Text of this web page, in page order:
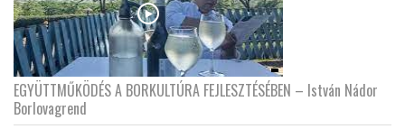
EGYÜTTMŰKÖDÉS A BORKULTÚRA FEJLESZTÉSÉBEN – István Nádor
Borlovagrend